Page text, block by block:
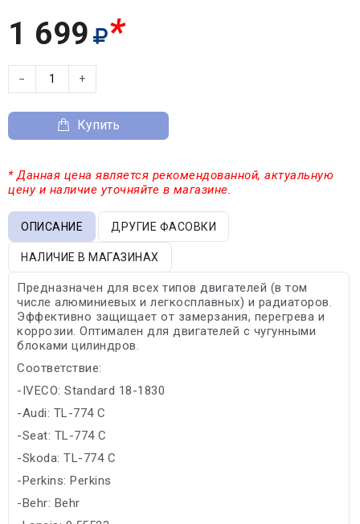
1 699 *
− +
Купить
* Данная цена является рекомендованной, актуальную
цену и наличие уточняйте в магазине.
ОПИСАНИЕ ДРУГИЕ ФАСОВКИ
НАЛИЧИЕ В МАГАЗИНАХ
Предназначен для всех типов двигателей (в том
числе алюминиевых и легкосплавных) и радиаторов.
Эффективно защищает от замерзания, перегрева и
коррозии. Оптимален для двигателей с чугунными
блоками цилиндров.
Соответствие:
-IVECO: Standard 18-1830
-Audi: TL-774 C
-Seat: TL-774 C
-Skoda: TL-774 C
-Perkins: Perkins
-Behr: Behr